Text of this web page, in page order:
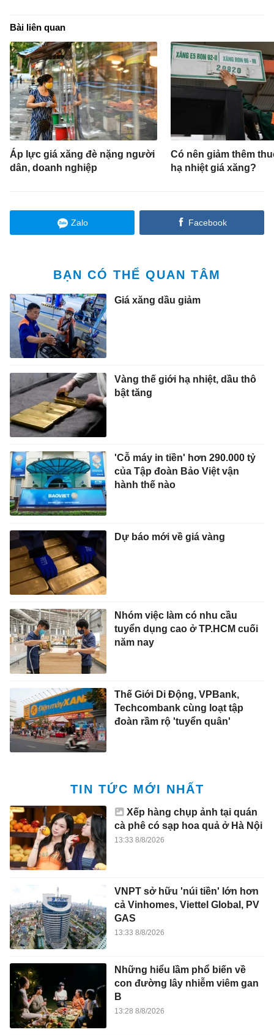
Bài liên quan
Áp lực giá xăng đè nặng người
dân, doanh nghiệp
Có nên giảm thêm
hạ nhiệt giá xăng?
Zalo Facebook
BẠN CÓ THỂ QUAN TÂM
Giá xăng dầu giảm
Vàng thế giới hạ nhiệt, dầu thô
bật tăng
'Cỗ máy in tiền' hơn 290.000 tỷ
của Tập đoàn Bảo Việt vận
hành thế nào
Dự báo mới về giá vàng
Nhóm việc làm có nhu cầu
tuyển dụng cao ở TP.HCM cuối
năm nay
Thế Giới Di Động, VPBank,
Techcombank cùng loạt tập
đoàn rầm rộ 'tuyển quân'
TIN TỨC MỚI NHẤT
Xếp hàng chụp ảnh tại quán
cà phê có sạp hoa quả ở Hà Nội
13:33 8/8/2026
VNPT sở hữu 'núi tiền' lớn hơn
cả Vinhomes, Viettel Global, PV
GAS
13:33 8/8/2026
Những hiểu lầm phổ biến về
con đường lây nhiễm viêm gan
B
13:28 8/8/2026